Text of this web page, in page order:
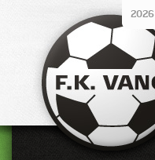
2026